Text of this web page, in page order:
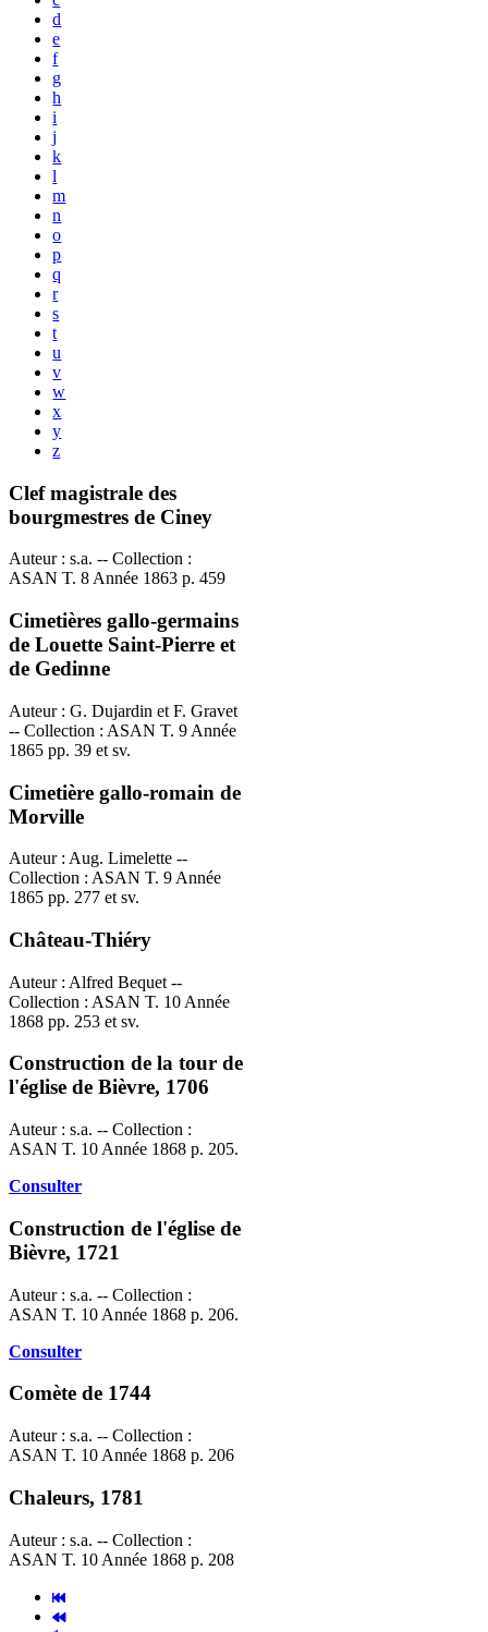
d
e
f
g
h
i
j
k
l
m
n
o
p
q
r
s
t
u
v
w
x
y
z
Clef magistrale des
bourgmestres de Ciney
Auteur : s.a. -- Collection :
ASAN T. 8 Année 1863 p. 459
Cimetières gallo-germains
de Louette Saint-Pierre et
de Gedinne
Auteur : G. Dujardin et F. Gravet
-- Collection : ASAN T. 9 Année
1865 pp. 39 et sv.
Cimetière gallo-romain de
Morville
Auteur : Aug. Limelette --
Collection : ASAN T. 9 Année
1865 pp. 277 et sv.
Château-Thiéry
Auteur : Alfred Bequet --
Collection : ASAN T. 10 Année
1868 pp. 253 et sv.
Construction de la tour de
l'église de Bièvre, 1706
Auteur : s.a. -- Collection :
ASAN T. 10 Année 1868 p. 205.
Consulter
Construction de l'église de
Bièvre, 1721
Auteur : s.a. -- Collection :
ASAN T. 10 Année 1868 p. 206.
Consulter
Comète de 1744
Auteur : s.a. -- Collection :
ASAN T. 10 Année 1868 p. 206
Chaleurs, 1781
Auteur : s.a. -- Collection :
ASAN T. 10 Année 1868 p. 208